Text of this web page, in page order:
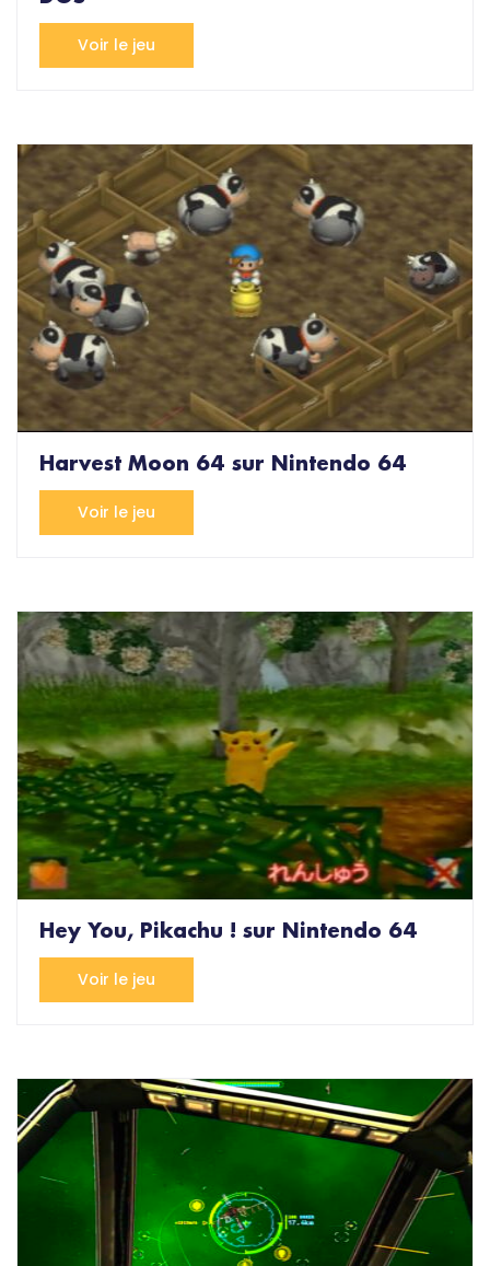
Voir le jeu
Harvest Moon 64 sur Nintendo 64
Voir le jeu
Hey You, Pikachu ! sur Nintendo 64
Voir le jeu